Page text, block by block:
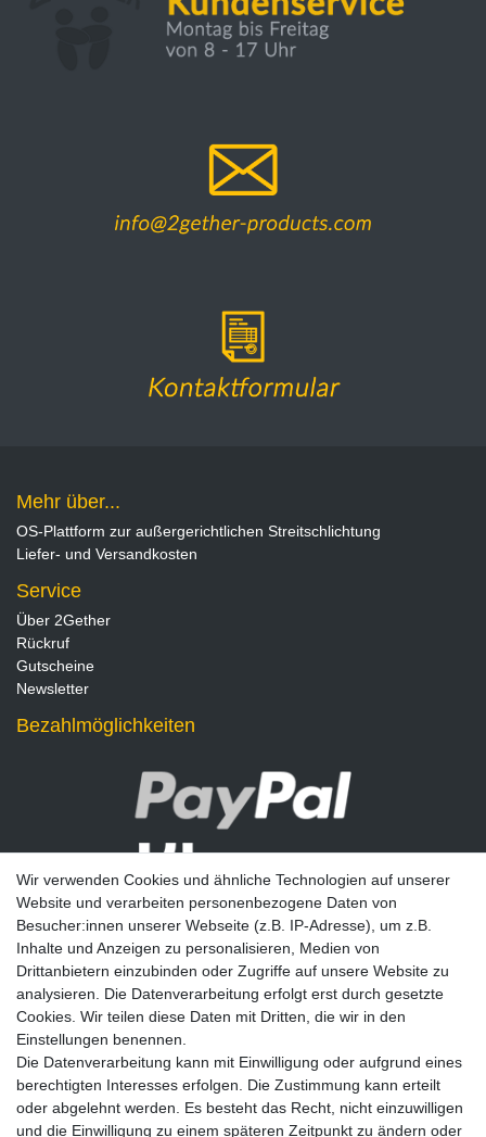
Mehr über...
OS-Plattform zur außergerichtlichen Streitschlichtung
Liefer- und Versandkosten
Service
Über 2Gether
Rückruf
Gutscheine
Newsletter
Bezahlmöglichkeiten
Newsletter
E-MAIL **
Einwilligung kann ich jederzeit widerrufen.**
Wir verwenden Cookies und ähnliche Technologien auf unserer
Website und verarbeiten personenbezogene Daten von
Besucher:innen unserer Webseite (z.B. IP-Adresse), um z.B.
Inhalte und Anzeigen zu personalisieren, Medien von
Drittanbietern einzubinden oder Zugriffe auf unsere Website zu
analysieren. Die Datenverarbeitung erfolgt erst durch gesetzte
Cookies. Wir teilen diese Daten mit Dritten, die wir in den
Einstellungen benennen.
Die Datenverarbeitung kann mit Einwilligung oder aufgrund eines
berechtigten Interesses erfolgen. Die Zustimmung kann erteilt
oder abgelehnt werden. Es besteht das Recht, nicht einzuwilligen
und die Einwilligung zu einem späteren Zeitpunkt zu ändern oder